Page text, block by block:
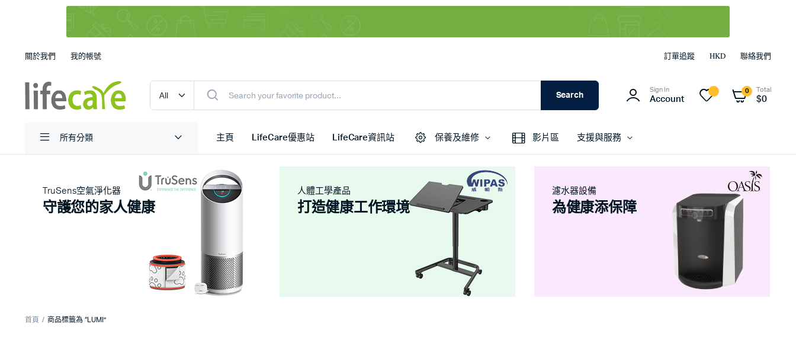
關於我們 我的帳號 訂單追蹤 HKD 聯絡我們
Search
Sign In
Account
0 Total
$0
所有分類 主頁 LifeCare優惠站 LifeCare資訊站 保養及維修 影片區 支援與服務
TruSens空氣淨化器
守護您的家人健康
人體工學產品
打造健康工作環境
濾水器設備
為健康添保障
首頁 商品標籤為 “LUMI”